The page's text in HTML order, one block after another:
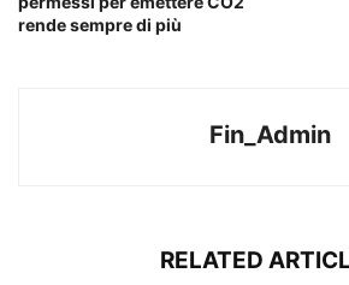
rende sempre di più
Fin_Admin
RELATED